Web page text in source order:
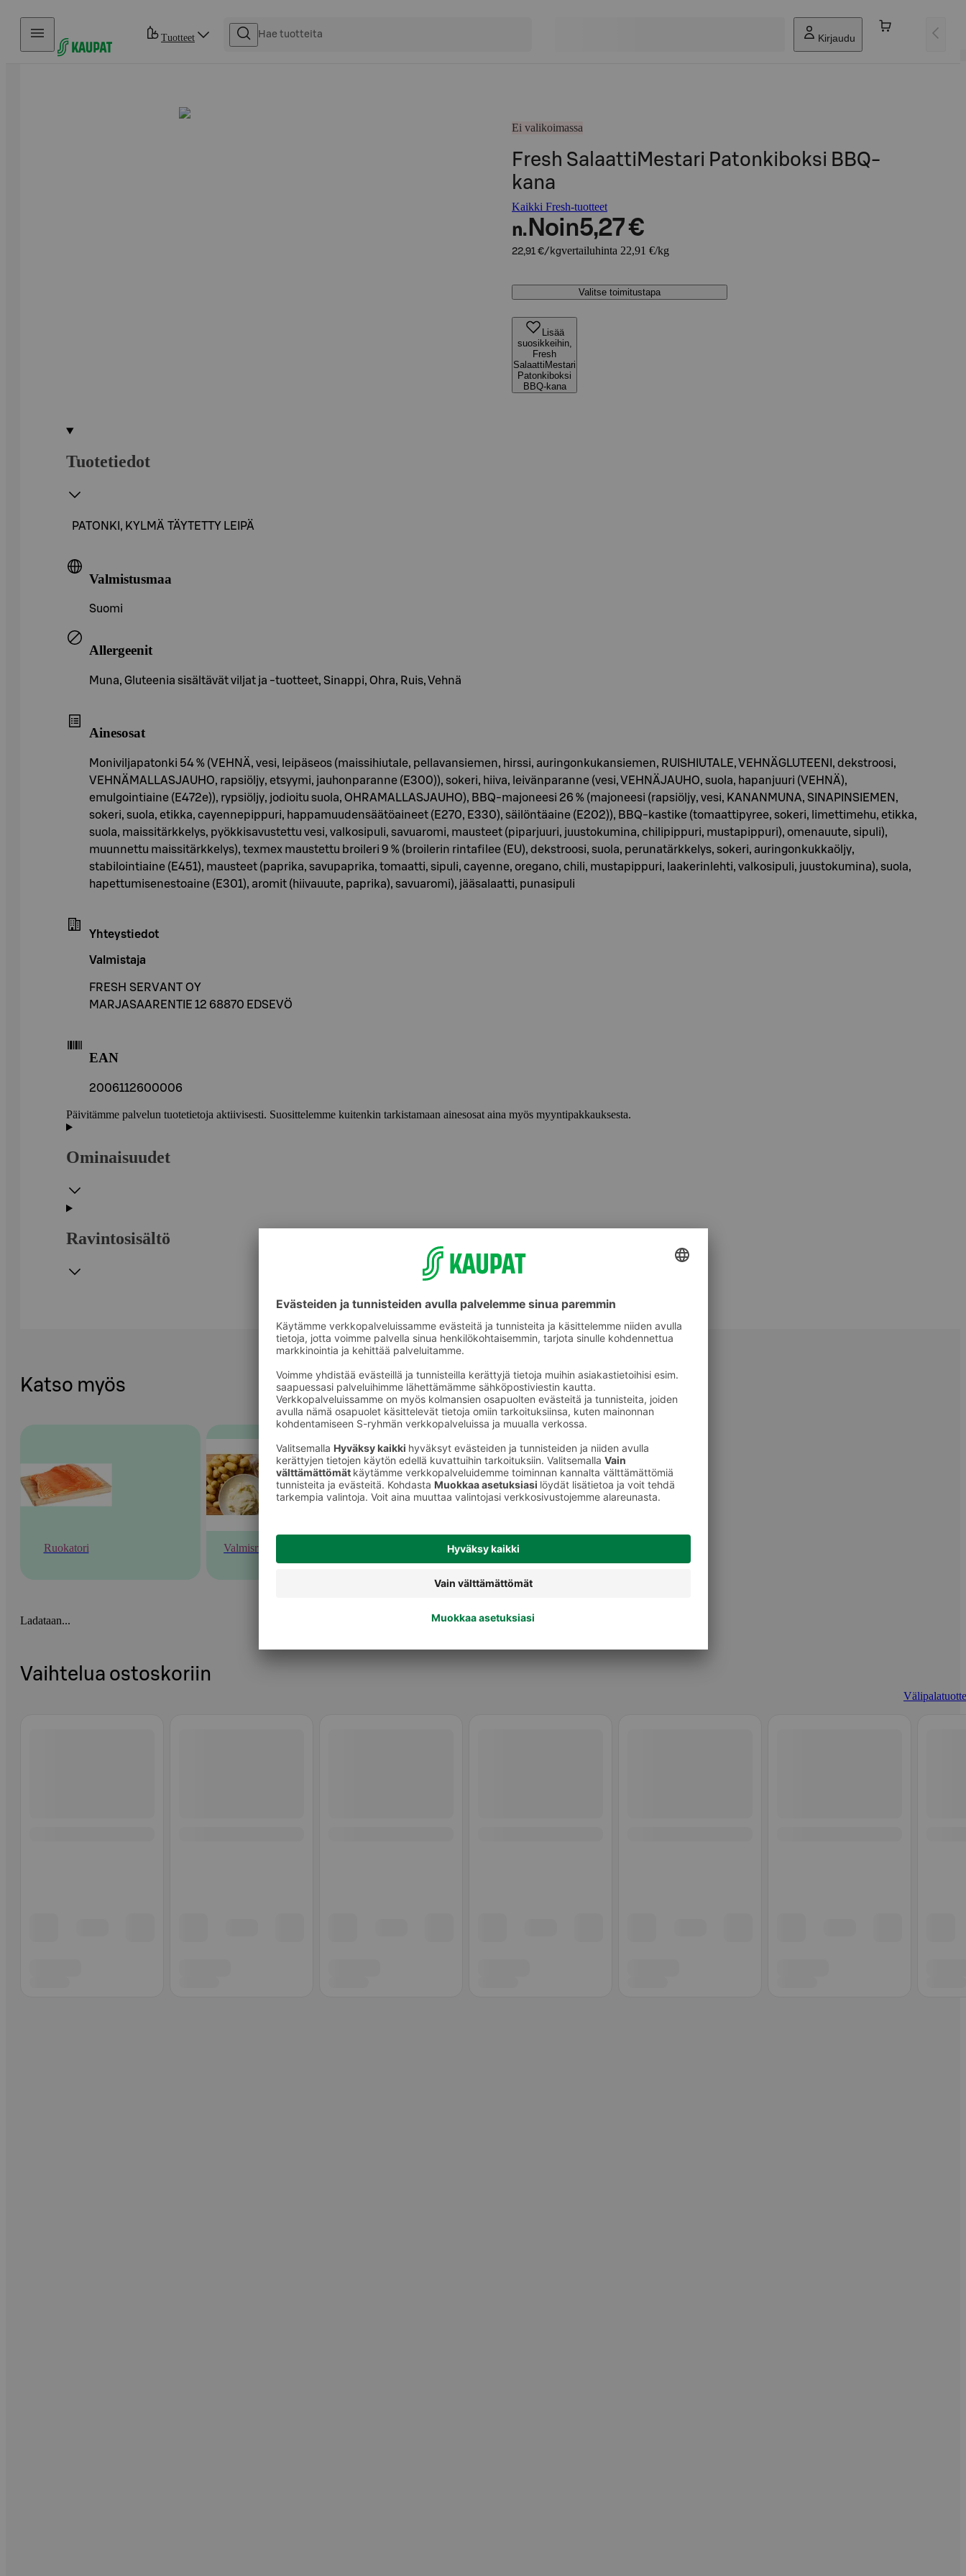
Hyppää sisältöön
Tuotteet Kirjaudu
Ei valikoimassa
Fresh SalaattiMestari Patonkiboksi BBQ-
kana
Kaikki Fresh-tuotteet
n. Noin5,27 €
22,91 €/kgvertailuhinta 22,91 €/kg
Valitse toimitustapa
Lisää
suosikkeihin,
Fresh
SalaattiMestari
Patonkiboksi
BBQ-kana
Tuotetiedot
PATONKI, KYLMÄ TÄYTETTY LEIPÄ
Valmistusmaa
Suomi
Allergeenit
Muna, Gluteenia sisältävät viljat ja -tuotteet, Sinappi, Ohra, Ruis, Vehnä
Ainesosat
Moniviljapatonki 54 % (VEHNÄ, vesi, leipäseos (maissihiutale, pellavansiemen, hirssi, auringonkukansiemen, RUISHIUTALE, VEHNÄGLUTEENI, dekstroosi,
VEHNÄMALLASJAUHO, rapsiöljy, etsyymi, jauhonparanne (E300)), sokeri, hiiva, leivänparanne (vesi, VEHNÄJAUHO, suola, hapanjuuri (VEHNÄ),
emulgointiaine (E472e)), rypsiöljy, jodioitu suola, OHRAMALLASJAUHO), BBQ-majoneesi 26 % (majoneesi (rapsiöljy, vesi, KANANMUNA, SINAPINSIEMEN,
sokeri, suola, etikka, cayennepippuri, happamuudensäätöaineet (E270, E330), säilöntäaine (E202)), BBQ-kastike (tomaattipyree, sokeri, limettimehu, etikka,
suola, maissitärkkelys, pyökkisavustettu vesi, valkosipuli, savuaromi, mausteet (piparjuuri, juustokumina, chilipippuri, mustapippuri), omenauute, sipuli),
muunnettu maissitärkkelys), texmex maustettu broileri 9 % (broilerin rintafilee (EU), dekstroosi, suola, perunatärkkelys, sokeri, auringonkukkaöljy,
stabilointiaine (E451), mausteet (paprika, savupaprika, tomaatti, sipuli, cayenne, oregano, chili, mustapippuri, laakerinlehti, valkosipuli, juustokumina), suola,
hapettumisenestoaine (E301), aromit (hiivauute, paprika), savuaromi), jääsalaatti, punasipuli
Yhteystiedot
Valmistaja
FRESH SERVANT OY
MARJASAARENTIE 12 68870 EDSEVÖ
EAN
2006112600006
Päivitämme palvelun tuotetietoja aktiivisesti. Suosittelemme kuitenkin tarkistamaan ainesosat aina myös myyntipakkauksesta.
Ominaisuudet
Ravintosisältö
Katso myös
Ruokatori Valmisruoka Välipalatuotteet
Ladataan...
Vaihtelua ostoskoriin